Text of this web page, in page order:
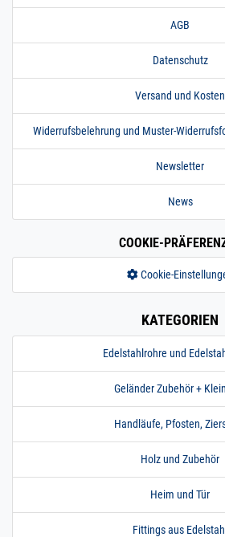
AGB
Datenschutz
Versand und Kosten
Widerrufsbelehrung und Muster-
Newsletter
News
COOKIE-
Cookie-
KATEGORIEN
Edelstahlrohre und
Geländer Zubehör +
Handläufe, Pfosten,
Holz und Zubehör
Heim und Tür
Fittings aus